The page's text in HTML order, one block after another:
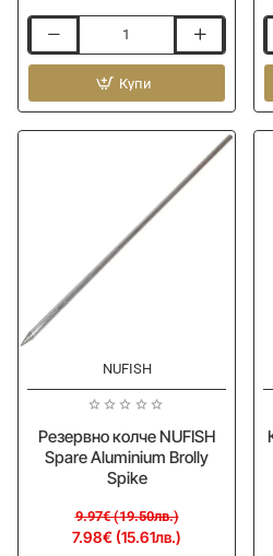
за
NYTRO
Bait
Купи
NUFISH
Резервно колче NUFISH
Spare Aluminium Brolly
Spike
7.98€ (15.61лв.)
9.97€ (19.50лв.)